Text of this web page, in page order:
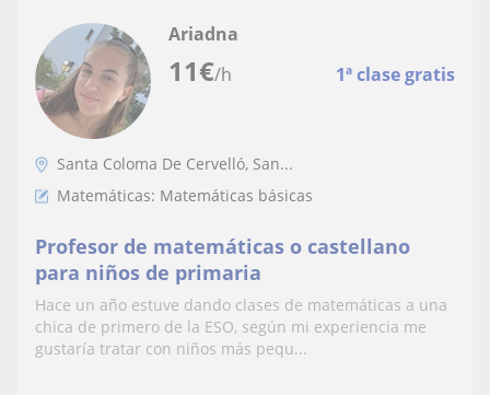
11€/h 1ª clase gratis
Ariadna
Santa Coloma De Cervelló, San...
Matemáticas: Matemáticas básicas
Profesor de matemáticas o castellano
para niños de primaria
Hace un año estuve dando clases de matemáticas a una
chica de primero de la ESO, según mi experiencia me
gustaría tratar con niños más pequ...